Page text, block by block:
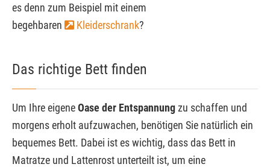
es denn zum Beispiel mit einem
begehbaren
Kleiderschrank?
Das richtige Bett finden
Um Ihre eigeneOase der Entspannungzu schaffen und
morgens erholt aufzuwachen, benötigen Sie natürlich ein
bequemes Bett. Dabei ist es wichtig, dass das Bett in
Matratze und Lattenrost unterteilt ist, um eine